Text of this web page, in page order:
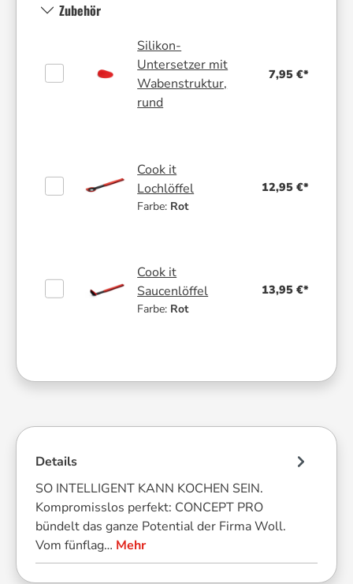
Zubehör
Silikon-
Untersetzer mit
Wabenstruktur,
rund
7,95 €*
Cook it
Lochlöffel
Farbe: Rot
12,95 €*
Cook it
Saucenlöffel
Farbe: Rot
13,95 €*
Details
SO INTELLIGENT KANN KOCHEN SEIN.
Kompromisslos perfekt: CONCEPT PRO
bündelt das ganze Potential der Firma Woll.
Vom fünflag… Mehr